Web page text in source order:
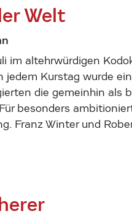
Welt
im altehrwürdigen
Kurstag wurde
die gemeinhin als
besonders
Franz Winter und